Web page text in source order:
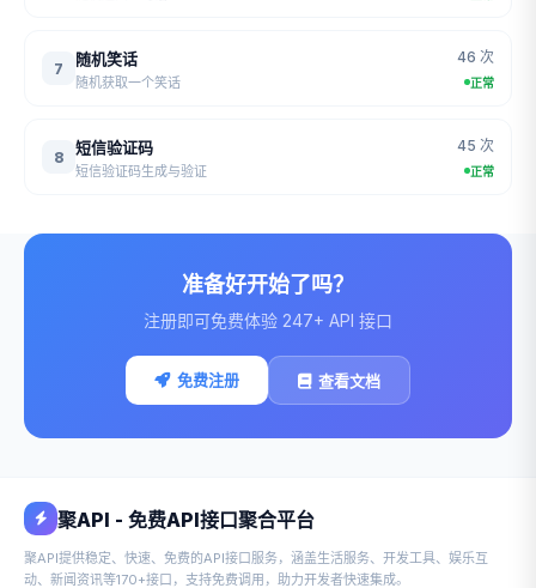
7
随机笑话
随机获取一个笑话
46 次
正常
8
短信验证码
短信验证码生成与验证
45 次
正常
准备好开始了吗？
注册即可免费体验 247+ API 接口
免费注册 查看文档
聚API - 免费API接口聚合平台
聚API提供稳定、快速、免费的API接口服务，涵盖生活服务、开发工具、娱乐互
动、新闻资讯等170+接口，支持免费调用，助力开发者快速集成。